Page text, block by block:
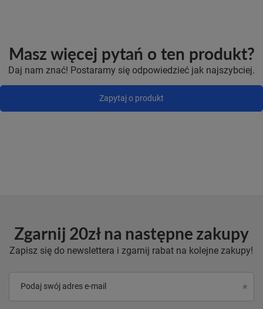
Masz więcej pytań o ten produkt?
Daj nam znać! Postaramy się odpowiedzieć jak najszybciej.
Zapytaj o produkt
Zgarnij 20zł na następne zakupy
Zapisz się do newslettera i zgarnij rabat na kolejne zakupy!
Podaj swój adres e-mail